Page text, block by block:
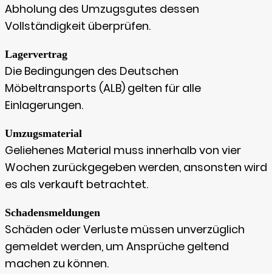
Abholung des Umzugsgutes dessen
Vollständigkeit überprüfen.
Lagervertrag
Die Bedingungen des Deutschen
Möbeltransports (ALB) gelten für alle
Einlagerungen.
Umzugsmaterial
Geliehenes Material muss innerhalb von vier
Wochen zurückgegeben werden, ansonsten wird
es als verkauft betrachtet.
Schadensmeldungen
Schäden oder Verluste müssen unverzüglich
gemeldet werden, um Ansprüche geltend
machen zu können.